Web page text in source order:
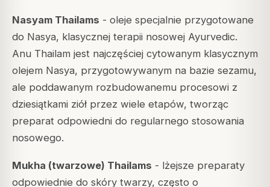
Nasyam Thailams - oleje specjalnie przygotowane
do Nasya, klasycznej terapii nosowej Ayurvedic.
Anu Thailam jest najczęściej cytowanym klasycznym
olejem Nasya, przygotowywanym na bazie sezamu,
ale poddawanym rozbudowanemu procesowi z
dziesiątkami ziół przez wiele etapów, tworząc
preparat odpowiedni do regularnego stosowania
nosowego.
Mukha (twarzowe) Thailams - lżejsze preparaty
odpowiednie do skóry twarzy, często o